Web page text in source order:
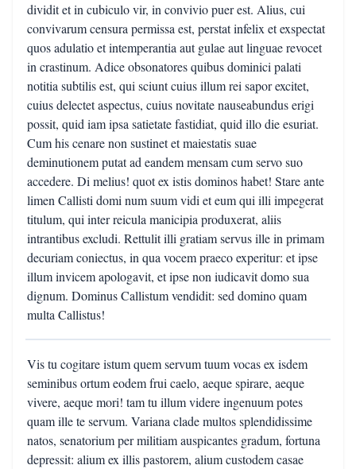
dividit et in cubiculo vir, in convivio puer est. Alius, cui
convivarum censura permissa est, perstat infelix et exspectat
quos adulatio et intemperantia aut gulae aut linguae revocet
in crastinum. Adice obsonatores quibus dominici palati
notitia subtilis est, qui sciunt cuius illum rei sapor excitet,
cuius delectet aspectus, cuius novitate nauseabundus erigi
possit, quid iam ipsa satietate fastidiat, quid illo die esuriat.
Cum his cenare non sustinet et maiestatis suae
deminutionem putat ad eandem mensam cum servo suo
accedere. Di melius! quot ex istis dominos habet! Stare ante
limen Callisti domi num suum vidi et eum qui illi impegerat
titulum, qui inter reicula manicipia produxerat, aliis
intrantibus excludi. Rettulit illi gratiam servus ille in primam
decuriam coniectus, in qua vocem praeco experitur: et ipse
illum invicem apologavit, et ipse non iudicavit domo sua
dignum. Dominus Callistum vendidit: sed domino quam
multa Callistus!
Vis tu cogitare istum quem servum tuum vocas ex isdem
seminibus ortum eodem frui caelo, aeque spirare, aeque
vivere, aeque mori! tam tu illum videre ingenuum potes
quam ille te servum. Variana clade multos splendidissime
natos, senatorium per militiam auspicantes gradum, fortuna
depressit: alium ex illis pastorem, alium custodem casae